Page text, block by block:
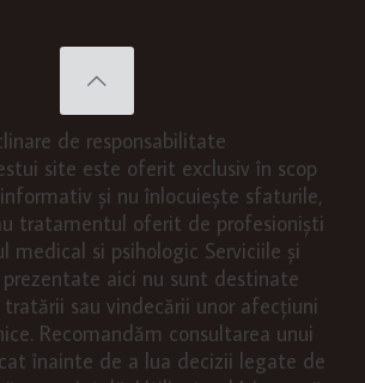
de responsabilitate
site este oferit exclusiv în scop
și nu înlocuiește sfaturile,
tratamentul oferit de profesioniști
medical si psihologic Serviciile și
aici nu sunt destinate
sau vindecării unor afecțiuni
Recomandăm consultarea unui
înainte de a lua decizii legate de